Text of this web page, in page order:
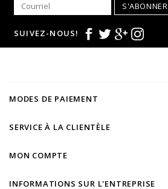
S'ABONNER
SUIVEZ-NOUS!
MODES DE PAIEMENT
SERVICE À LA CLIENTÈLE
MON COMPTE
INFORMATIONS SUR L'ENTREPRISE